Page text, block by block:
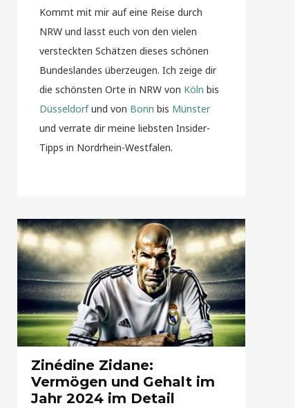
Kommt mit mir auf eine Reise durch
NRW und lasst euch von den vielen
versteckten Schätzen dieses schönen
Bundeslandes überzeugen. Ich zeige dir
die schönsten Orte in NRW von Köln bis
Düsseldorfund von Bonn bis Münster
und verrate dir meine liebsten Insider-
Tipps in Nordrhein-Westfalen.
Zinédine Zidane:
Vermögen und Gehalt im
Jahr 2024 im Detail